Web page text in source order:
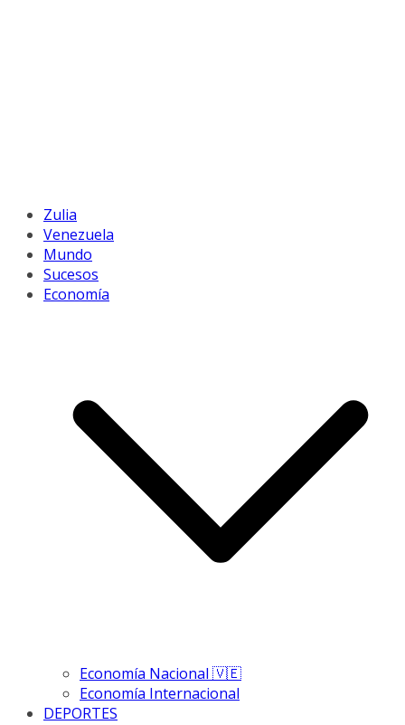
Zulia
Venezuela
Mundo
Sucesos
Economía
Economía Nacional 🇻🇪
Economía Internacional
DEPORTES